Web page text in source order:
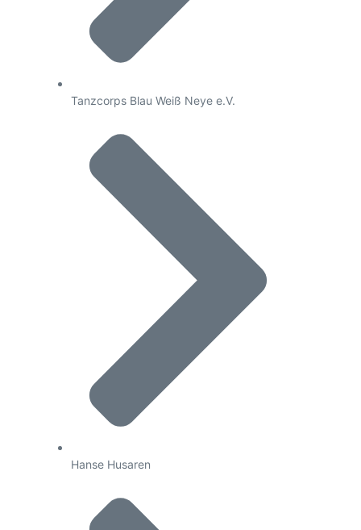
Tanzcorps Blau Weiß Neye e.V.
Hanse Husaren